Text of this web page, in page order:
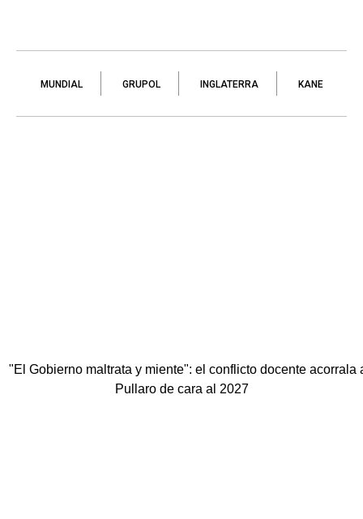
MUNDIAL GRUPOL INGLATERRA KANE